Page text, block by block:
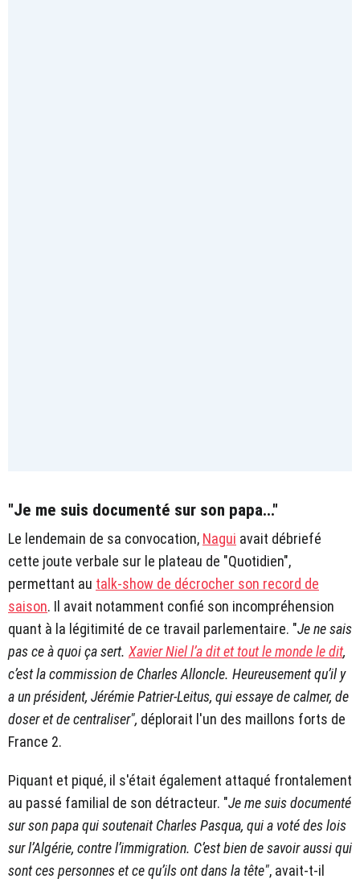
"Je me suis documenté sur son papa..."
Le lendemain de sa convocation, Nagui avait débriefé
cette joute verbale sur le plateau de "Quotidien",
permettant au talk-show de décrocher son record de
saison. Il avait notamment confié son incompréhension
quant à la légitimité de ce travail parlementaire. "Je ne sais
pas ce à quoi ça sert. Xavier Niel l’a dit et tout le monde le dit,
c’est la commission de Charles Alloncle. Heureusement qu’il y
a un président, Jérémie Patrier-Leitus, qui essaye de calmer, de
doser et de centraliser", déplorait l'un des maillons forts de
France 2.
Piquant et piqué, il s'était également attaqué frontalement
au passé familial de son détracteur. "Je me suis documenté
sur son papa qui soutenait Charles Pasqua, qui a voté des lois
sur l’Algérie, contre l’immigration. C’est bien de savoir aussi qui
sont ces personnes et ce qu’ils ont dans la tête", avait-t-il